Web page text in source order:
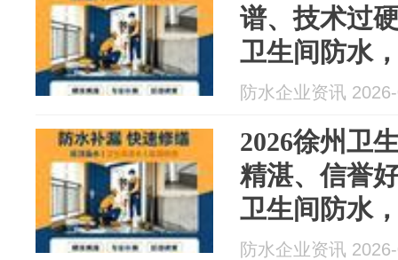
谱、技术过
卫生间防水
水最新资讯
防水企业资讯
2026徐州卫
精湛、信誉
卫生间防水
水最新资讯
防水企业资讯